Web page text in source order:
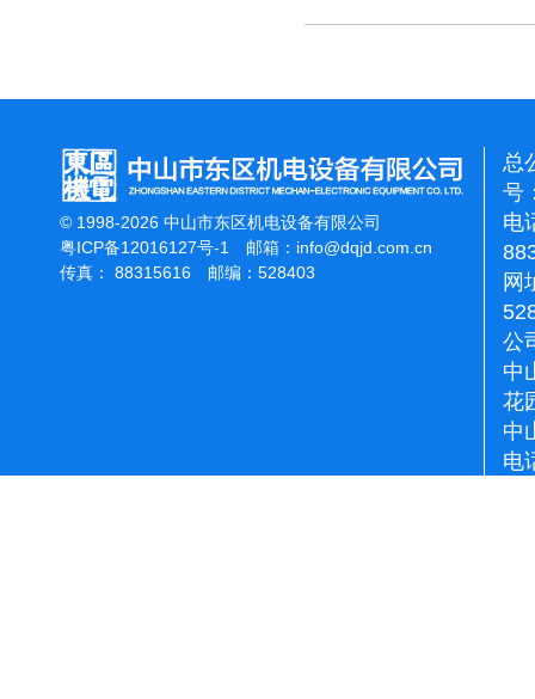
© 1998-2026 中山市东区机电设备有限公司
粤ICP备12016127号-1
邮箱： info@dqjd.com.cn
传真： 88315616 邮编：528403
总
号
电
网
公
中
花
中
电